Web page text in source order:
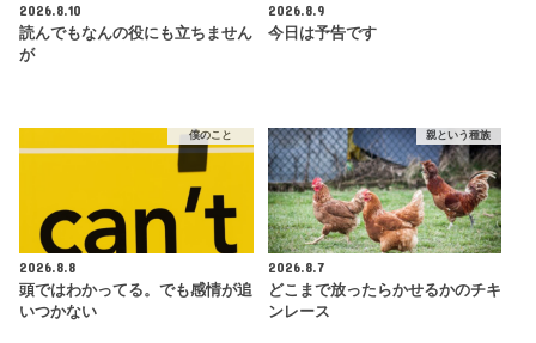
2026.8.10
読んでもなんの役にも立ちません
が
2026.8.9
今日は予告です
僕のこと
2026.8.8
頭ではわかってる。でも感情が追
いつかない
親という種族
2026.8.7
どこまで放ったらかせるかのチキ
ンレース